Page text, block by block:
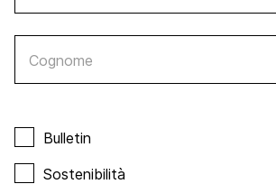
Cognome
Bulletin
Sostenibilità